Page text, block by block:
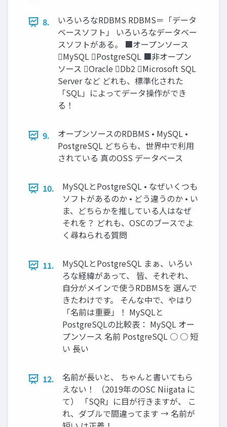
8.
いろいろなRDBMS RDBMS＝「データ
ベースソフト」 いろいろなデータベー
スソフトがある。 ■オープンソース
MySQL PostgreSQL ■非オープン
ソース Oracle Db2 Microsoft SQL
Server など どれも、標準化された
「SQL」によってデータ操作ができ
る！
9.
オープンソースのRDBMS • MySQL •
PostgreSQL どちらも、世界中で利用
されている 真のOSS データベース
10.
MySQLとPostgreSQL • なぜいくつも
ソフトがあるのか • どう違うのか • い
ま、どちらかを推している人はなぜ
それを？ どれも、OSCのブースでよ
く尋ねられる質問
11.
MySQLとPostgreSQL まぁ、いろい
ろな経緯があって、 皆、それぞれ、
自分がメインで使うRDBMSを 選んで
きたわけです。 そんな中で、やはり
「名前は重要」！ MySQLと
PostgreSQLの比較表： MySQL オー
プンソース 名前 PostgreSQL ○ ○ 短
い 長い
12.
名前が長いと、 ちゃんと書いてもら
えない！ （2019年のOSC Niigata に
て） 「SQR」に目が行きますが、 こ
れ、ダブルで間違ってます → 名前が